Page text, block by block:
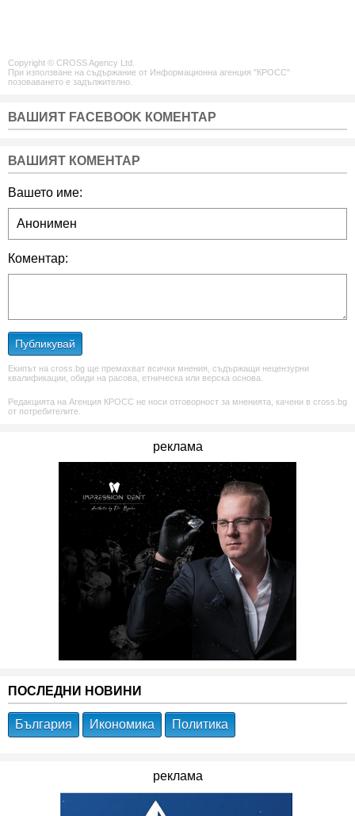
Copyright © CROSS Agency Ltd.
При използване на съдържание от Информационна агенция "КРОСС"
позоваването е задължително.
ВАШИЯТ FACEBOOK КОМЕНТАР
ВАШИЯТ КОМЕНТАР
Вашето име:
Коментар:
Публикувай
Екипът на cross.bg ще премахват всички мнения, съдържащи нецензурни
квалификации, обиди на расова, етническа или верска основа.
Редакцията на Агенция КРОСС не носи отговорност за мненията, качени в cross.bg
от потребителите.
реклама
ПОСЛЕДНИ НОВИНИ
България Икономика Политика
реклама